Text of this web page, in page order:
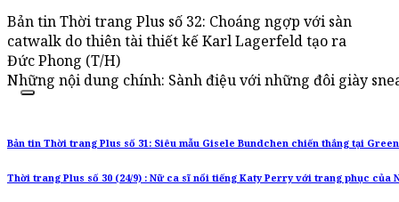
Bản tin Thời trang Plus số 32: Choáng ngợp với sàn
catwalk do thiên tài thiết kế Karl Lagerfeld tạo ra
Đức Phong (T/H)
Những nội dung chính: Sành điệu với những đôi giày
Bản tin Thời trang Plus số 31: Siêu mẫu Gisele Bundchen chiến thắng tại
Thời trang Plus số 30 (24/9) : Nữ ca sĩ nổi tiếng Katy Perry với trang phục của